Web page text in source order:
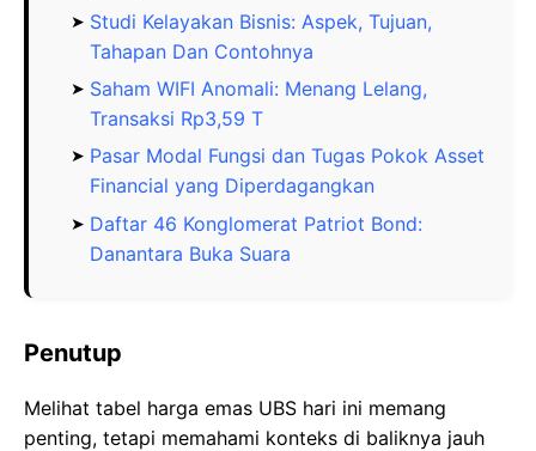
Studi Kelayakan Bisnis: Aspek, Tujuan,
Tahapan Dan Contohnya
Saham WIFI Anomali: Menang Lelang,
Transaksi Rp3,59 T
Pasar Modal Fungsi dan Tugas Pokok Asset
Financial yang Diperdagangkan
Daftar 46 Konglomerat Patriot Bond:
Danantara Buka Suara
Penutup
Melihat tabel harga emas UBS hari ini memang
penting, tetapi memahami konteks di baliknya jauh